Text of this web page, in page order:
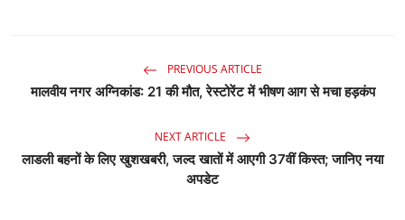
PREVIOUS ARTICLE
मालवीय नगर अग्निकांड: 21 की मौत, रेस्टोरेंट में भीषण आग से मचा हड़कंप
NEXT ARTICLE
लाडली बहनों के लिए खुशखबरी, जल्द खातों में आएगी 37वीं किस्त; जानिए नया
अपडेट